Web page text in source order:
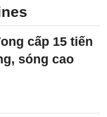
cấp 15 tiến
sóng cao